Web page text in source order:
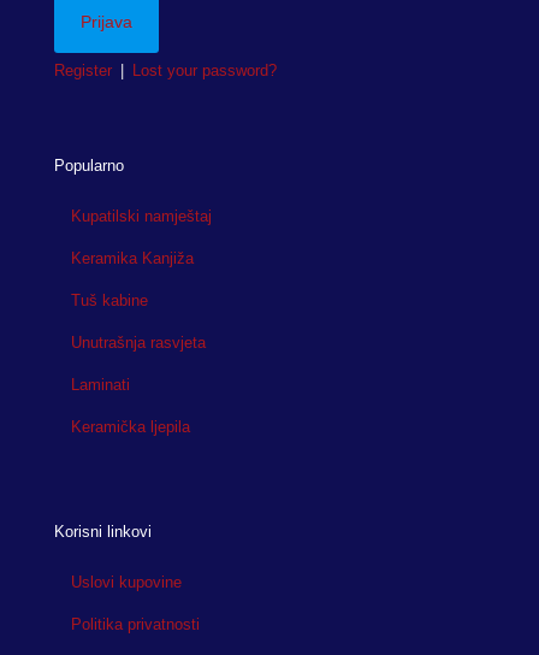
Register Lost your password?
Popularno
Kupatilski namještaj
Keramika Kanjiža
Tuš kabine
Unutrašnja rasvjeta
Laminati
Keramička ljepila
Korisni linkovi
Uslovi kupovine
Politika privatnosti